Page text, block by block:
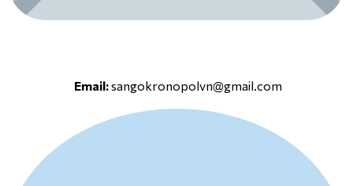
Email:sangokronopolvn@gmail.com